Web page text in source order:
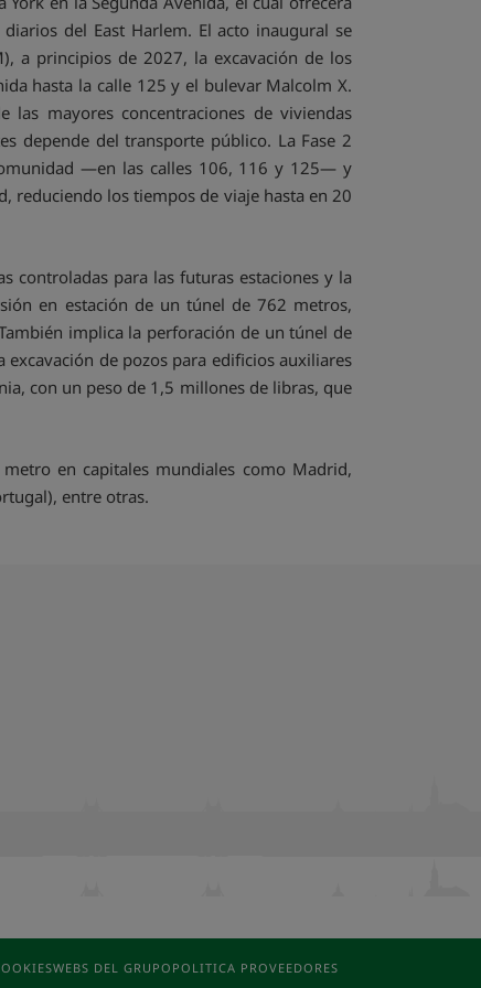
del East Harlem. El acto inaugural se
a principios de 2027, la excavación de los
hasta la calle 125 y el bulevar Malcolm X.
las mayores concentraciones de viviendas
depende del transporte público. La Fase 2
—en las calles 106, 116 y 125— y
reduciendo los tiempos de viaje hasta en 20
controladas para las futuras estaciones y la
en estación de un túnel de 762 metros,
implica la perforación de un túnel de
de pozos para edificios auxiliares
con un peso de 1,5 millones de libras, que
en capitales mundiales como Madrid,
entre otras.
WEBS DEL GRUPO POLITICA PROVEEDORES